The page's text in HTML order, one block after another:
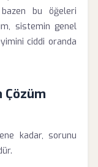
bazen bu öğeleri
sistemin genel
ciddi oranda
Çözüm
kadar, sorunu